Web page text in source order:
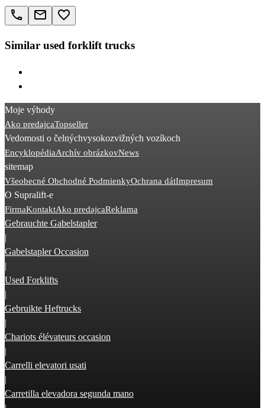
call email favorite_border
Similar used forklift trucks
Moje výhody
Ako predajcaTopseller
Vedomosti o čelnýchvysokozvižných vozíkoch
EncyklopédiaArchív obrázkovNews
sitemap
Všeobecné Obchodné PodmienkyOchrana dátImpresum
O Supralift-e
FirmaKontaktAko predajcaReklama
Gebrauchte Gabelstapler
|
Gabelstapler Occasion
|
Used Forklifts
|
Gebruikte Heftrucks
|
Chariots élévateurs occasion
|
Carrelli elevatori usati
|
Carretilla elevadora segunda mano